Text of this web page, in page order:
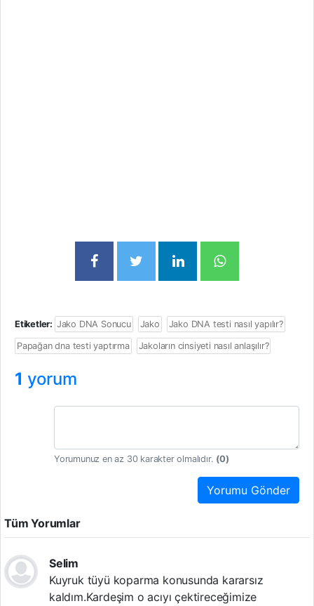
Etiketler: Jako DNA Sonucu Jako Jako DNA testi nasıl yapılır?
Papağan dna testi yaptırma Jakoların cinsiyeti nasıl anlaşılır?
1 yorum
Yorumunuz en az 30 karakter olmalıdır. (0)
Yorumu Gönder
Tüm Yorumlar
Selim
Kuyruk tüyü koparma konusunda kararsız
kaldım.Kardeşim o acıyı çektireceğimize